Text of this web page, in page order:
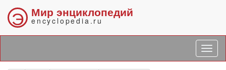
Э Мир энциклопедий
encyclopedia.ru